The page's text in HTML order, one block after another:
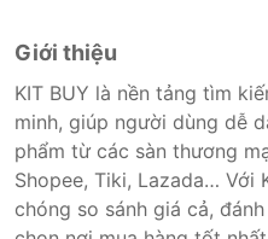
Giới thiệu
KIT BUY là nền tảng tìm
minh, giúp người dùng dễ
phẩm từ các sàn thương
Shopee, Tiki, Lazada… Với
chóng so sánh giá cả,